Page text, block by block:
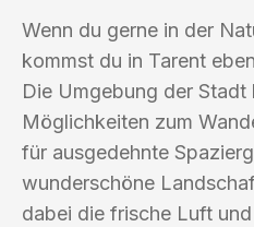
Wenn du gerne in der
kommst du in Tarent
Die Umgebung der Stadt
Möglichkeiten zum
für ausgedehnte
wunderschöne
dabei die frische Luft